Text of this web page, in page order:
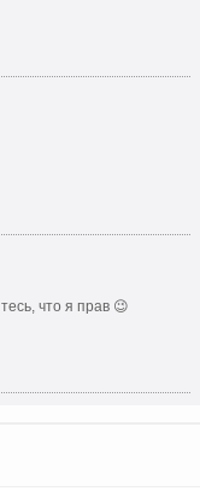
что я прав 😉